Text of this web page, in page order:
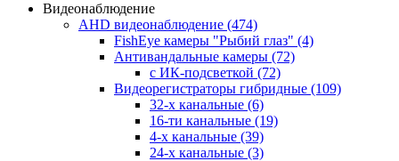
Видеонаблюдение
AHD видеонаблюдение (474)
FishEye камеры "Рыбий глаз" (4)
Антивандальные камеры (72)
с ИК-подсветкой (72)
Видеорегистраторы гибридные (109)
32-х канальные (6)
16-ти канальные (19)
4-х канальные (39)
24-х канальные (3)